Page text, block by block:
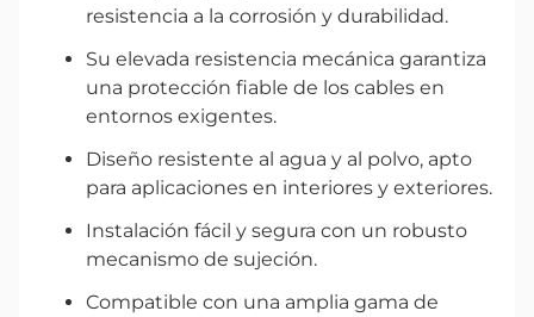
resistencia a la corrosión y durabilidad.
Su elevada resistencia mecánica garantiza
una protección fiable de los cables en
entornos exigentes.
Diseño resistente al agua y al polvo, apto
para aplicaciones en interiores y exteriores.
Instalación fácil y segura con un robusto
mecanismo de sujeción.
Compatible con una amplia gama de